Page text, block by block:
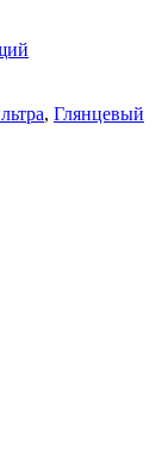
, Глянцевый